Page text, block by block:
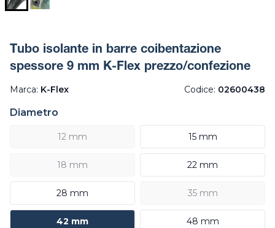
Tubo isolante in barre coibentazione
spessore 9 mm K-Flex prezzo/confezione
Marca: K-Flex Codice: 02600438
Diametro
12 mm 15 mm
18 mm 22 mm
28 mm 35 mm
42 mm 48 mm